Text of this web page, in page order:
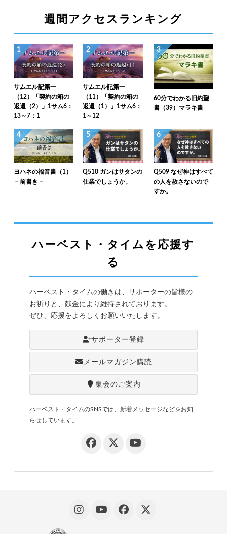
週間アクセスランキング
1
サムエル記第一
（12）「契約の箱の
返還（2）」1サム6：
13～7：1
2
サムエル記第一
（11）「契約の箱の
返還（1）」1サム6：
1～12
3
60分でわかる旧約聖
書（39）マラキ書
4
ヨハネの福音書（1）
－前書き－
5
Q510 ガンはサタンの
仕業でしょうか。
6
Q509 なぜ神はすべて
の人を赦さないので
すか。
ハーベスト・タイムを応援す
る
ハーベスト・タイムの働きは、サポーターの皆様の
お祈りと、献金により維持されております。
ぜひ、応援をよろしくお願いいたします。
サポーター登録
メールマガジン購読
集会のご案内
ハーベスト・タイムのSNSでは、新着メッセージなどをお知
らせしています。